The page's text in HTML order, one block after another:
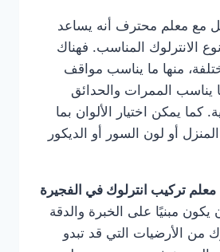
مع معلم محترف أنه يساعد
الانترلوك المناسب. فهناك
منها ما يناسب مواقف
يناسب الممرات والحدائق
كما يمكن اختيار الألوان بما
أو لون السور أو الديكور
معلم تركيب انترلوك في الفجيرة
مبنيًا على الخبرة والدقة
من الأرضيات التي قد تبدو